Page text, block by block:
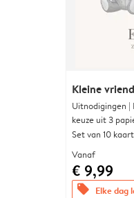
Kleine
Uitnodigingen
keuze uit 3
Set van 10
Vanaf
€ 9,99
offers Elke dag